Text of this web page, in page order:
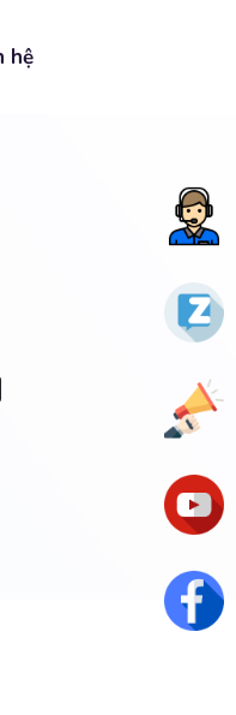
hệ
Tư
vấn
Zalo
Ưu